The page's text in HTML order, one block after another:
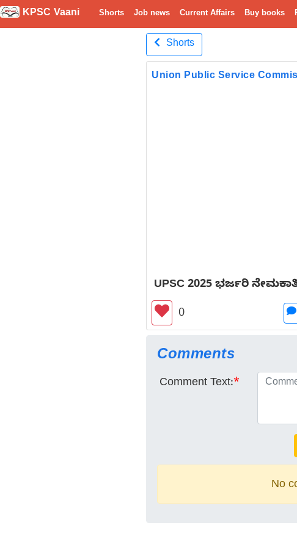
KPSC Vaani Shorts Job news Current Affairs Buy books
Shorts
Union Public Service
UPSC 2025 ಭರ್ಜರಿ
0
Comments
Comment Text:*
No